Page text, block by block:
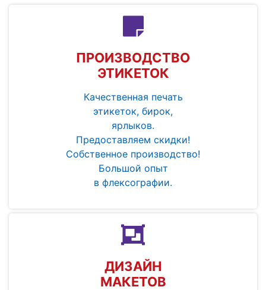
ПРОИЗВОДСТВО
ЭТИКЕТОК
Качественная печать
этикеток, бирок,
ярлыков.
Предоставляем скидки!
Собственное производство!
Большой опыт
в флексографии.
ДИЗАЙН
МАКЕТОВ